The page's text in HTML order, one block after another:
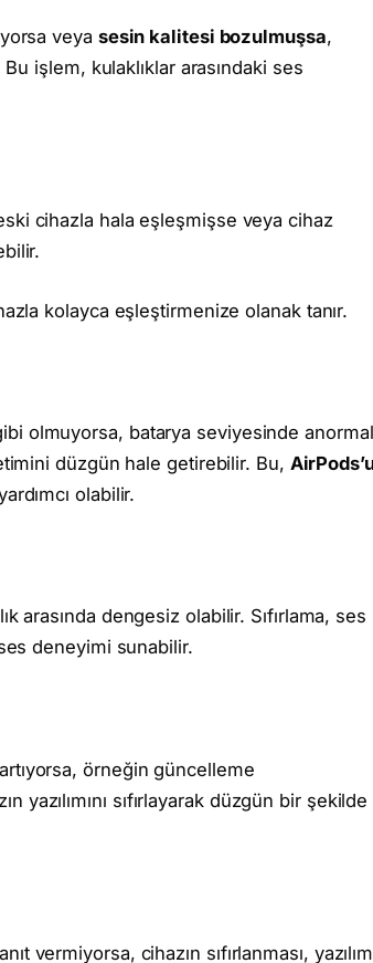
veya sesin kalitesi bozulmuşsa,
işlem, kulaklıklar arasındaki ses
cihazla hala eşleşmişse veya cihaz
kolayca eşleştirmenize olanak tanır.
olmuyorsa, batarya seviyesinde anormal
düzgün hale getirebilir. Bu,
olabilir.
arasında dengesiz olabilir. Sıfırlama, ses
deneyimi sunabilir.
örneğin güncelleme
yazılımını sıfırlayarak düzgün bir şekilde
vermiyorsa, cihazın sıfırlanması,